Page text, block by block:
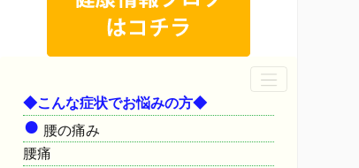
◆こんな症状でお悩みの方◆
● 腰の痛み
腰痛